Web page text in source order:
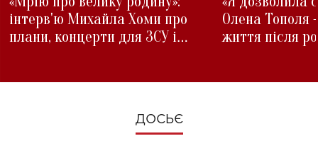
інтерв'ю Михайла Хоми про
плани, концерти для ЗСУ і
Олена Тополя
життя після
ДОСЬЄ